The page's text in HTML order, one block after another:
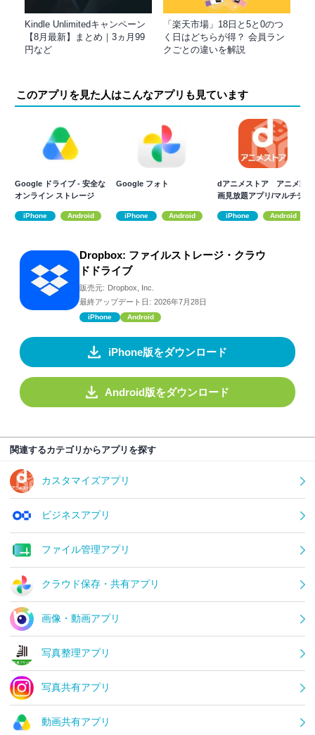
Kindle Unlimitedキャンペーン
【8月最新】まとめ｜3ヵ月99
円など
「楽天市場」18日と5と0のつ
く日はどちらが得？ 会員ラン
クごとの違いを解説
このアプリを見た人はこんなアプリも見ています
Google ドライブ - 安全な
オンライン ストレージ
iPhone Android
Google フォト
iPhone Android
dアニメストア アニメ動
画見放題アプリ/マルチデ
iPhone Android
Dropbox: ファイルストレージ・クラウ
ドドライブ
販売元: Dropbox, Inc.
最終アップデート日: 2026年7月28日
iPhone Android
iPhone版をダウンロード
Android版をダウンロード
関連するカテゴリからアプリを探す
カスタマイズアプリ
ビジネスアプリ
ファイル管理アプリ
クラウド保存・共有アプリ
画像・動画アプリ
写真整理アプリ
写真共有アプリ
動画共有アプリ